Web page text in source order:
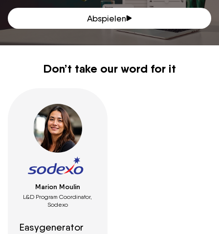
Abspielen
Don’t take our word for it
Marion Moulin
L&D Program Coordinator,
Sodexo
Easygenerator